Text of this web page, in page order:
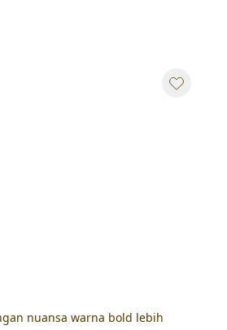
nuansa warna bold lebih